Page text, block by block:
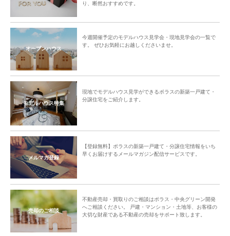
り、断然おすすめです。
オープンハウス
今週開催予定のモデルハウス見学会・現地見学会の一覧で
す。 ぜひお気軽にお越しくださいませ。
モデルハウス特集
現地でモデルハウス見学ができるポラスの新築一戸建て・
分譲住宅をご紹介します。
メルマガ登録
【登録無料】ポラスの新築一戸建て・分譲住宅情報をいち
早くお届けするメールマガジン配信サービスです。
売却のご相談
不動産売却・買取りのご相談はポラス・中央グリーン開発
へご相談ください。 戸建・マンション・土地等、お客様の
大切な財産である不動産の売却をサポート致します。